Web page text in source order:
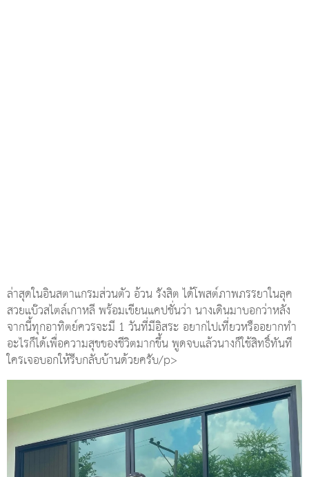
ล่าสุดในอินสตาแกรมส่วนตัว อ้วน รังสิต ได้โพสต์ภาพภรรยาในลุค
สวยแบ๊วสไตล์เกาหลี พร้อมเขียนแคปชั่นว่า นางเดินมาบอกว่าหลัง
จากนี้ทุกอาทิตย์ควรจะมี 1 วันที่มีอิสระ อยากไปเที่ยวหรืออยากทำ
อะไรก็ได้เพื่อความสุขของชีวิตมากขึ้น พูดจบแล้วนางก็ใช้สิทธิ์ทันที
ใครเจอบอกให้รีบกลับบ้านด้วยครับ/p>